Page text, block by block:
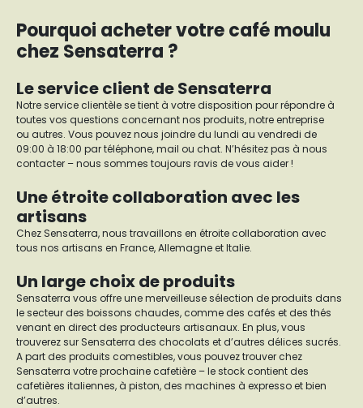
Pourquoi acheter votre café moulu
chez Sensaterra ?
Le service client de Sensaterra
Notre service clientèle se tient à votre disposition pour répondre à
toutes vos questions concernant nos produits, notre entreprise
ou autres. Vous pouvez nous joindre du lundi au vendredi de
09:00 à 18:00 par téléphone, mail ou chat. N’hésitez pas à nous
contacter – nous sommes toujours ravis de vous aider !
Une étroite collaboration avec les
artisans
Chez Sensaterra, nous travaillons en étroite collaboration avec
tous nos artisans en France, Allemagne et Italie.
Un large choix de produits
Sensaterra vous offre une merveilleuse sélection de produits dans
le secteur des boissons chaudes, comme des cafés et des thés
venant en direct des producteurs artisanaux. En plus, vous
trouverez sur Sensaterra des chocolats et d’autres délices sucrés.
A part des produits comestibles, vous pouvez trouver chez
Sensaterra votre prochaine cafetière – le stock contient des
cafetières italiennes, à piston, des machines à expresso et bien
d’autres.